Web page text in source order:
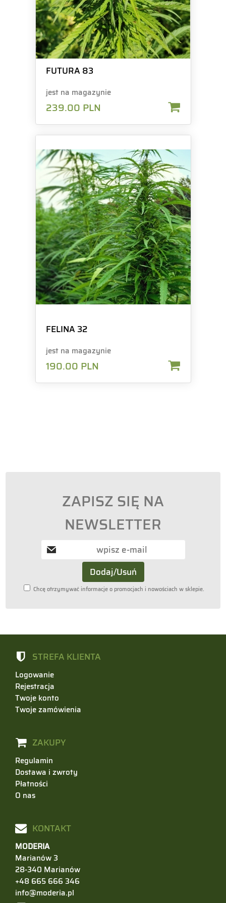
FUTURA 83
jest na magazynie
239.00 PLN
FELINA 32
jest na magazynie
190.00 PLN
ZAPISZ SIĘ NA
NEWSLETTER
Chcę otrzymywać informacje o promocjach i nowościach w sklepie.
STREFA KLIENTA
Logowanie
Rejestracja
Twoje konto
Twoje zamówienia
ZAKUPY
Regulamin
Dostawa i zwroty
Płatności
O nas
KONTAKT
MODERIA
Marianów 3
28-340 Marianów
+48 665 666 346
info@moderia.pl